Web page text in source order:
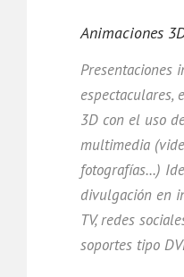
Animaciones
Presentaciones
espectaculares,
3D con el uso
multimedia
fotografías...)
divulgación en
TV, redes
soportes tipo